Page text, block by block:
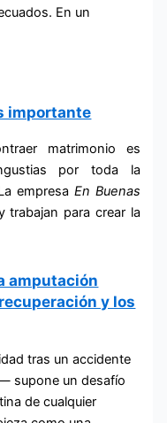
En un
importante
matrimonio es
por toda la
empresa En Buenas
trabajan para crear la
amputación
y los
tras un accidente
supone un desafío
de cualquier